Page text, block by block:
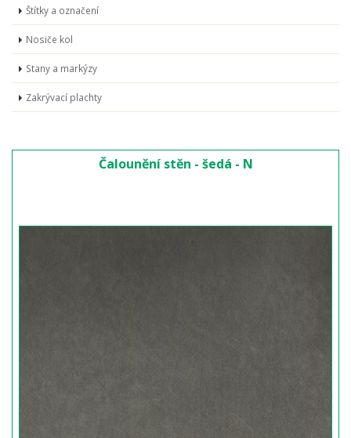
Štítky a označení
Nosiče kol
Stany a markýzy
Zakrývací plachty
Čalounění stěn - šedá - N